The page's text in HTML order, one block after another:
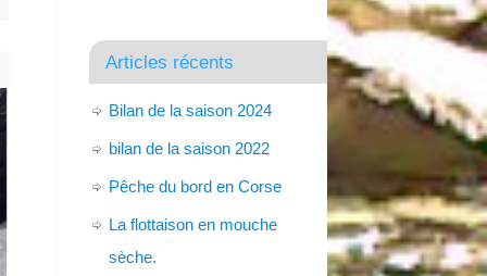
Articles récents
Bilan de la saison 2024
bilan de la saison 2022
Pêche du bord en Corse
La flottaison en mouche
sèche.